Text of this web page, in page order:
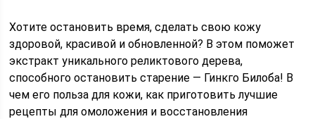
Хотите остановить время, сделать свою кожу
здоровой, красивой и обновленной? В этом поможет
экстракт уникального реликтового дерева,
способного остановить старение — Гинкго Билоба! В
чем его польза для кожи, как приготовить лучшие
рецепты для омоложения и восстановления